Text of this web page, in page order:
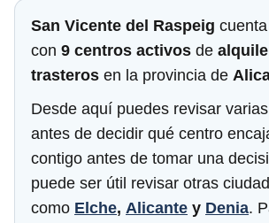
San Vicente del Raspeig
con 9 centros activos de
trasteros en la provincia de
Desde aquí puedes revisar
antes de decidir qué centro
contigo antes de tomar una
puede ser útil revisar otras
como Elche, Alicante y Denia.